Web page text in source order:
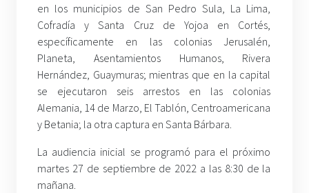
en los municipios de San Pedro Sula, La Lima,
Cofradía y Santa Cruz de Yojoa en Cortés,
específicamente en las colonias Jerusalén,
Planeta, Asentamientos Humanos, Rivera
Hernández, Guaymuras; mientras que en la capital
se ejecutaron seis arrestos en las colonias
Alemania, 14 de Marzo, El Tablón, Centroamericana
y Betania; la otra captura en Santa Bárbara.
La audiencia inicial se programó para el próximo
martes 27 de septiembre de 2022 a las 8:30 de la
mañana.